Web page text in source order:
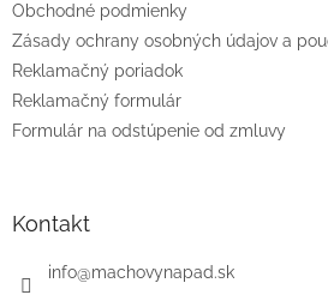
eObchodné podmienky
Zásady ochrany osobných údajov a
Reklamačný poriadok
Reklamačný formulár
Formulár na odstúpenie od zmluvy
Kontakt
info@machovynapad.sk